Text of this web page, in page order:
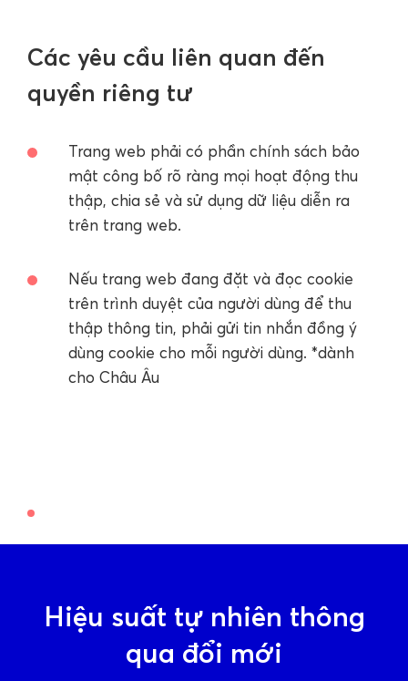
Các yêu cầu liên quan đến
quyền riêng tư
Trang web phải có phần chính sách bảo
mật công bố rõ ràng mọi hoạt động thu
thập, chia sẻ và sử dụng dữ liệu diễn ra
trên trang web.
Nếu trang web đang đặt và đọc cookie
trên trình duyệt của người dùng để thu
thập thông tin, phải gửi tin nhắn đồng ý
dùng cookie cho mỗi người dùng. *dành
cho Châu Âu
Hiệu suất tự nhiên thông
qua đổi mới